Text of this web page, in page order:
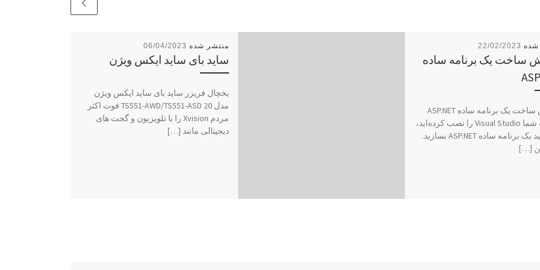
06/04/2023
ساید بای ساید ایکس ویژن
یخچال فریزر ساید بای ساید ایکس ویژن
مدل TS551-AWD/TS551-ASD 20 فوت اکثر
مردم Xvision را با تلویزیون و گجت های
دیجیتالی مانند […]
22/02/2023
ساخت یک برنامه ساده
آموزش ساخت یک برنامه ساده ASP.NET
حال که شما Visual Studio را نصب کرده‌اید،
می‌توانید یک برنامه ساده ASP.NET بسازید.
[…]